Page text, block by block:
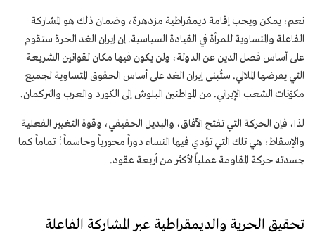
نعم، يمكن ويجب إقامة ديمقراطية مزدهرة، وضمان ذلك هو المشاركة
الفاعلة والمتساوية للمرأة في القيادة السياسية. إن إيران الغد الحرة ستقوم
على أساس فصل الدين عن الدولة، ولن يكون فيها مكان لقوانين الشريعة
التي يفرضها الملالي. ستُبنى إيران الغد على أساس الحقوق المتساوية لجميع
مکوّنات الشعب الإیراني. من المواطنين البلوش إلى الكورد والعرب والتركمان.
لذا، فإن الحركة التي تفتح الآفاق، والبديل الحقيقي، وقوة التغيير الفعلية
والإسقاط، هي تلك التي تؤدي فيها النساء دوراً محورياً وحاسماً؛ تماماً كما
جسدته حركة المقاومة عملياً لأكثر من أربعة عقود.
تحقیق الحرية والديمقراطية عبر المشاركة الفاعلة